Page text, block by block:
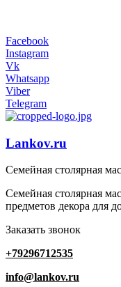
Facebook
Instagram
Vk
Whatsapp
Viber
Telegram
Lankov.ru
Семейная столярная
Семейная столярная
предметов декора для
Заказать звонок
+79296712535
info@lankov.ru